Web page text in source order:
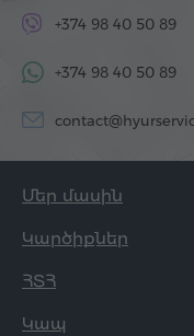
+374 98 40 50 89
+374 98 40 50 89
Մեր մասին
Կարծիքներ
ՀՏՀ
Կապ